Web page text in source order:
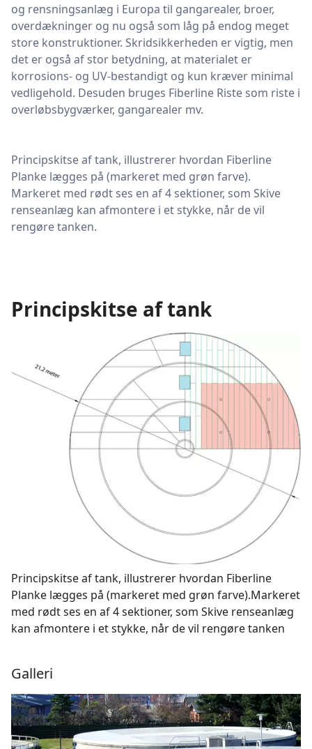
og rensningsanlæg i Europa til gangarealer, broer,
overdækninger og nu også som låg på endog meget
store konstruktioner. Skridsikkerheden er vigtig, men
det er også af stor betydning, at materialet er
korrosions- og UV-bestandigt og kun kræver minimal
vedligehold. Desuden bruges Fiberline Riste som riste i
overløbsbygværker, gangarealer mv.
Principskitse af tank, illustrerer hvordan Fiberline
Planke lægges på (markeret med grøn farve).
Markeret med rødt ses en af 4 sektioner, som Skive
renseanlæg kan afmontere i et stykke, når de vil
rengøre tanken.
Principskitse af tank
Principskitse af tank, illustrerer hvordan Fiberline
Planke lægges på (markeret med grøn farve).Markeret
med rødt ses en af 4 sektioner, som Skive renseanlæg
kan afmontere i et stykke, når de vil rengøre tanken
Galleri